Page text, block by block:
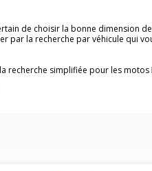
de choisir la bonne dimension
par la recherche par véhicule qui
recherche simplifiée pour les motos
indiquées sur le flanc des